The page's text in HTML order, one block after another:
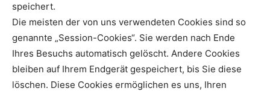
speichert.
Die meisten der von uns verwendeten Cookies sind so
genannte „Session-Cookies“. Sie werden nach Ende
Ihres Besuchs automatisch gelöscht. Andere Cookies
bleiben auf Ihrem Endgerät gespeichert, bis Sie diese
löschen. Diese Cookies ermöglichen es uns, Ihren